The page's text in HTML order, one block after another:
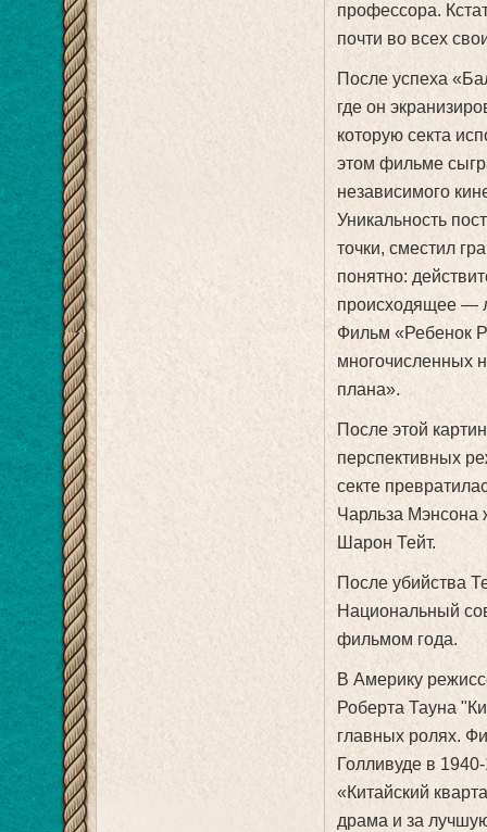
профессора.
почти во всех
После успеха
где он
которую секта
этом фильме
независимого
Уникальность
точки, сместил
понятно:
происходящее —
Фильм «Ребенок
многочисленных
плана».
После этой
перспективных
секте
Чарльза Мэнсона
Шарон Тейт.
После убийства
Национальный
фильмом года.
В Америку
Роберта Тауна
главных ролях.
Голливуде в 1940-
«Китайский
драма и за